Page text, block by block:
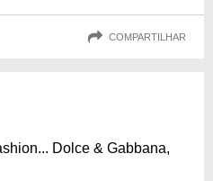
COMPARTILHAR
Dolce & Gabbana,